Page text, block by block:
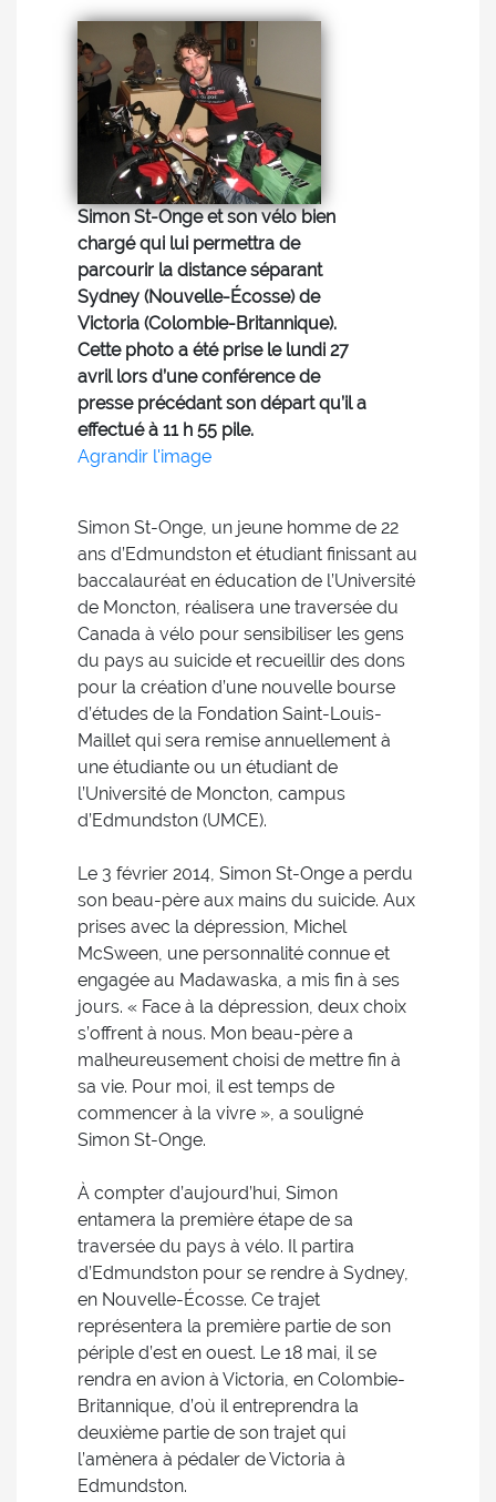
Simon St-Onge et son vélo bien
chargé qui lui permettra de
parcourir la distance séparant
Sydney (Nouvelle-Écosse) de
Victoria (Colombie-Britannique).
Cette photo a été prise le lundi 27
avril lors d’une conférence de
presse précédant son départ qu’il a
effectué à 11 h 55 pile.
Agrandir l'image
Simon St-Onge, un jeune homme de 22
ans d’Edmundston et étudiant finissant au
baccalauréat en éducation de l’Université
de Moncton, réalisera une traversée du
Canada à vélo pour sensibiliser les gens
du pays au suicide et recueillir des dons
pour la création d’une nouvelle bourse
d’études de la Fondation Saint-Louis-
Maillet qui sera remise annuellement à
une étudiante ou un étudiant de
l’Université de Moncton, campus
d’Edmundston (UMCE).
Le 3 février 2014, Simon St-Onge a perdu
son beau-père aux mains du suicide. Aux
prises avec la dépression, Michel
McSween, une personnalité connue et
engagée au Madawaska, a mis fin à ses
jours. « Face à la dépression, deux choix
s’offrent à nous. Mon beau-père a
malheureusement choisi de mettre fin à
sa vie. Pour moi, il est temps de
commencer à la vivre », a souligné
Simon St-Onge.
À compter d’aujourd’hui, Simon
entamera la première étape de sa
traversée du pays à vélo. Il partira
d’Edmundston pour se rendre à Sydney,
en Nouvelle-Écosse. Ce trajet
représentera la première partie de son
périple d’est en ouest. Le 18 mai, il se
rendra en avion à Victoria, en Colombie-
Britannique, d’où il entreprendra la
deuxième partie de son trajet qui
l’amènera à pédaler de Victoria à
Edmundston.